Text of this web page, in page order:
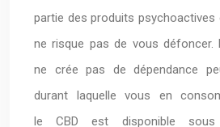
partie des produits psychoactives
ne risque pas de vous défoncer.
ne crée pas de dépendance
durant laquelle vous en
le CBD est disponible sous